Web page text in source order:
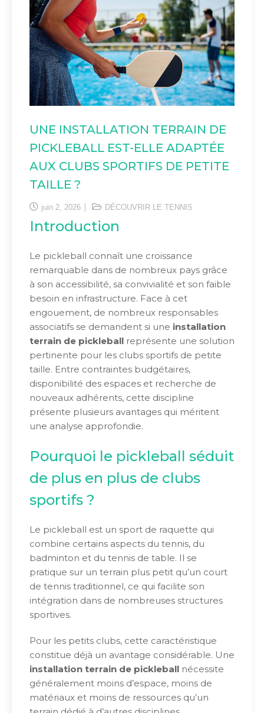
UNE INSTALLATION TERRAIN DE
PICKLEBALL EST-ELLE ADAPTÉE
AUX CLUBS SPORTIFS DE PETITE
TAILLE ?
juin 2, 2026 DÉCOUVRIR LE TENNIS
Introduction
Le pickleball connaît une croissance
remarquable dans de nombreux pays grâce
à son accessibilité, sa convivialité et son faible
besoin en infrastructure. Face à cet
engouement, de nombreux responsables
associatifs se demandent si une installation
terrain de pickleball représente une solution
pertinente pour les clubs sportifs de petite
taille. Entre contraintes budgétaires,
disponibilité des espaces et recherche de
nouveaux adhérents, cette discipline
présente plusieurs avantages qui méritent
une analyse approfondie.
Pourquoi le pickleball séduit
de plus en plus de clubs
sportifs ?
Le pickleball est un sport de raquette qui
combine certains aspects du tennis, du
badminton et du tennis de table. Il se
pratique sur un terrain plus petit qu’un court
de tennis traditionnel, ce qui facilite son
intégration dans de nombreuses structures
sportives.
Pour les petits clubs, cette caractéristique
constitue déjà un avantage considérable. Une
installation terrain de pickleball nécessite
généralement moins d’espace, moins de
matériaux et moins de ressources qu’un